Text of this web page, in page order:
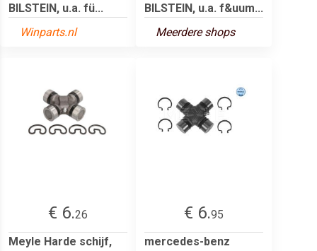
BILSTEIN, u.a. fü...
Winparts.nl
BILSTEIN, u.a. f&uum...
Meerdere shops
€ 6.26
Meyle Harde schijf,
€ 6.95
mercedes-benz